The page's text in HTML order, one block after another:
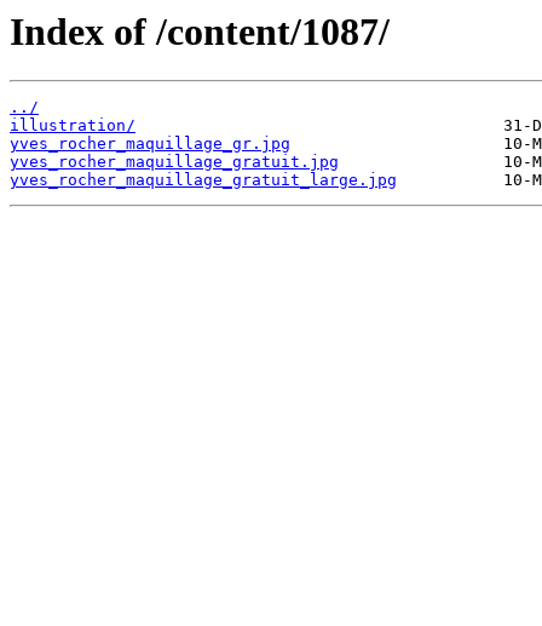
Index of /content/1087/
../
illustration/
yves_rocher_maquillage_gr.jpg
yves_rocher_maquillage_gratuit.jpg
yves_rocher_maquillage_gratuit_large.jpg